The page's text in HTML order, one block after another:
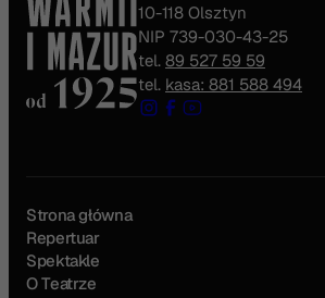
10-118 Olsztyn
NIP 739-030-43-25
tel. 89 527 59 59
tel. kasa: 881 588 494
Strona główna
Repertuar
Spektakle
O Teatrze